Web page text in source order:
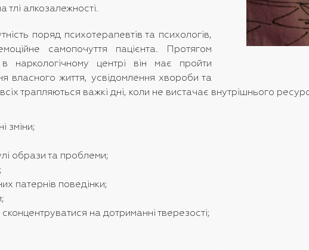
тлі алкозалежності.
поряд психотерапевтів та психологів,
самопочуття пацієнта. Протягом
в наркологічному центрі він має пройти
власного життя, усвідомлення хвороби та
трапляються важкі дні, коли не вистачає внутрішнього
зміни;
образи та проблеми;
патернів поведінки;
на дотриманні тверезості;